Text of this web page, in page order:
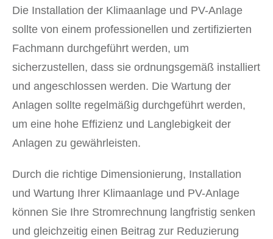
Die Installation der Klimaanlage und PV-Anlage
sollte von einem professionellen und zertifizierten
Fachmann durchgeführt werden, um
sicherzustellen, dass sie ordnungsgemäß installiert
und angeschlossen werden. Die Wartung der
Anlagen sollte regelmäßig durchgeführt werden,
um eine hohe Effizienz und Langlebigkeit der
Anlagen zu gewährleisten.
Durch die richtige Dimensionierung, Installation
und Wartung Ihrer Klimaanlage und PV-Anlage
können Sie Ihre Stromrechnung langfristig senken
und gleichzeitig einen Beitrag zur Reduzierung